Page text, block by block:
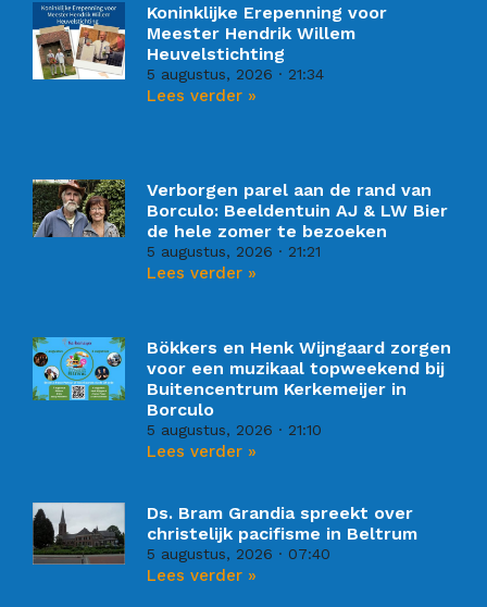
Koninklijke Erepenning voor
Meester Hendrik Willem
Heuvelstichting
5 augustus, 2026 21:34
Lees verder »
Verborgen parel aan de rand van
Borculo: Beeldentuin AJ & LW Bier
de hele zomer te bezoeken
5 augustus, 2026 21:21
Lees verder »
Bökkers en Henk Wijngaard zorgen
voor een muzikaal topweekend bij
Buitencentrum Kerkemeijer in
Borculo
5 augustus, 2026 21:10
Lees verder »
Ds. Bram Grandia spreekt over
christelijk pacifisme in Beltrum
5 augustus, 2026 07:40
Lees verder »